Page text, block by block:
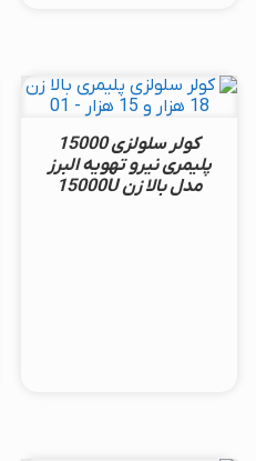
کولر سلولزی 15000
پلیمری نیرو تهویه البرز
مدل بالا زن 15000U